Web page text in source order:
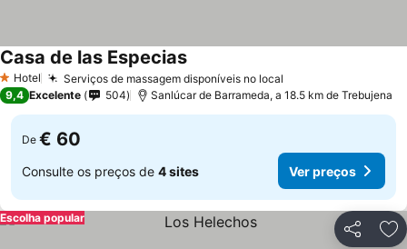
1 Estrelas
Hotel Serviços de massagem disponíveis no local
Casa de las Especias
9,4 Excelente 504 Sanlúcar de Barrameda, a 18.5 km de Trebujena
De € 60
Consulte os preços de 4 sites Ver preços
Partilhar
Escolha popular